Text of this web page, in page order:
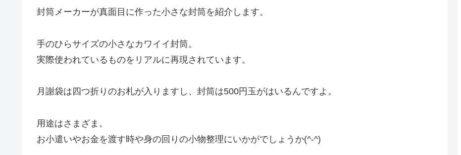
封筒メーカーが真面目に作った小さな封筒を紹介します。
手のひらサイズの小さなカワイイ封筒。
実際使われているものをリアルに再現されています。
月謝袋は四つ折りのお札が入りますし、封筒は500円玉がはいるんですよ。
用途はさまざま。
お小遣いやお金を渡す時や身の回りの小物整理にいかがでしょうか(^-^)